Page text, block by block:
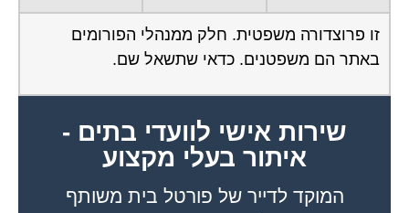
זו פרוצדורה משפטית. חלק ממנהלי הפורומים
באתר הם משפטנים. כדאי שתשאל שם.
שירות אישי לוועדי בתים -
איתור בעלי מקצוע
המוקד לדייר של פורטל בית משותף